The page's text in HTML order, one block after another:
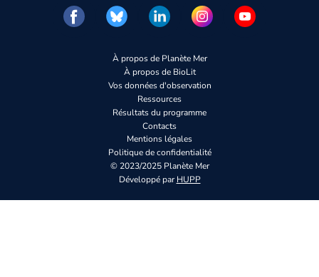
À propos de Planète Mer
À propos de BioLit
Vos données d'observation
Ressources
Résultats du programme
Contacts
Mentions légales
Politique de confidentialité
© 2023/2025 Planète Mer
Développé parHUPP